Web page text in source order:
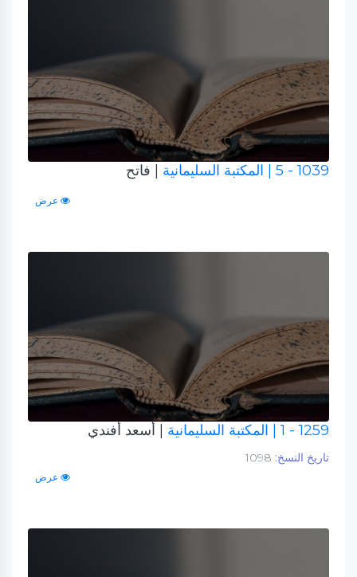
1039 - 5 | المكتبة السليمانية | فاتح
عرض
1259 - 1 | المكتبة السليمانية | أسعد أفندي
تاريخ النسخ:
عرض